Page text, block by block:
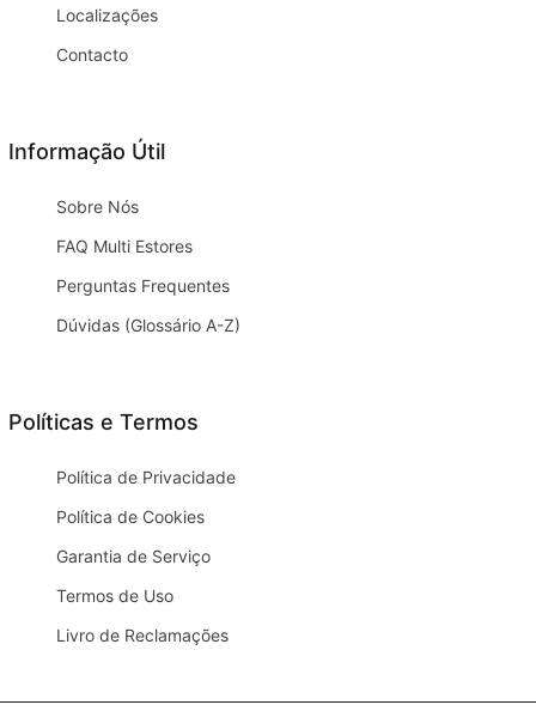
Localizações
Contacto
Informação Útil
Sobre Nós
FAQ Multi Estores
Perguntas Frequentes
Dúvidas (Glossário A-Z)
Políticas e Termos
Política de Privacidade
Política de Cookies
Garantia de Serviço
Termos de Uso
Livro de Reclamações